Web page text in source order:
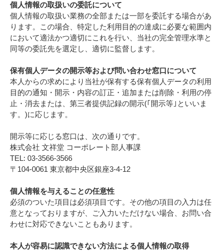
個人情報の取扱いの委託について
個人情報の取扱い業務の全部または一部を委託する場合があ
ります。この場合、特定した利用目的の達成に必要な範囲内
において適法かつ適切にこれを行い、当社の完全管理水準と
同等の委託先を選定し、適切に監督します。
保有個人データの開示等および問い合わせ窓口について
本人からの求めにより当社が保有する保有個人データの利用
目的の通知・開示・内容の訂正・追加または削除・利用の停
止・消去または、第三者提供記録の開示(｢開示等｣といいま
す。)に応じます。
開示等に応じる窓口は、次の通りです。
株式会社 文祥堂 コーポレート部人事課
TEL: 03-3566-3566
〒104-0061 東京都中央区銀座3-4-12
個人情報を与えることの任意性
必須のついた項目は必須項目です。その他の項目の入力は任
意となっておりますが、ご入力いただけない場合、お問い合
わせに対応できないこともあります。
本人が容易に認識できない方法による個人情報の取得